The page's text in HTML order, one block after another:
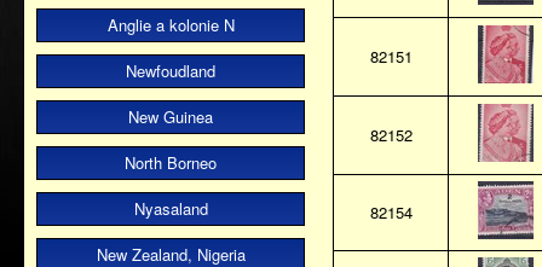
Anglie a kolonie N
Newfoudland
New Guinea
North Borneo
Nyasaland
New Zealand, Nigeria
82151
82152
82154